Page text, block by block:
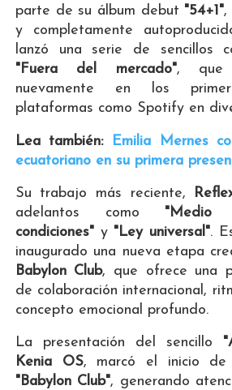
parte de su álbum debut "54+1",
y completamente
lanzó una serie de sencillos
"Fuera del mercado", que
nuevamente en los
plataformas como Spotify en
Lea también:
Emilia Mernes
ecuatoriano en su primera
Su trabajo más reciente,
adelantos como "Medio
condiciones"y "Ley universal".
inaugurado una nueva etapa
Babylon Club, que ofrece una
de colaboración internacional,
concepto emocional profundo.
La presentación del sencillo
Kenia OS, marcó el inicio de
"Babylon Club", generando